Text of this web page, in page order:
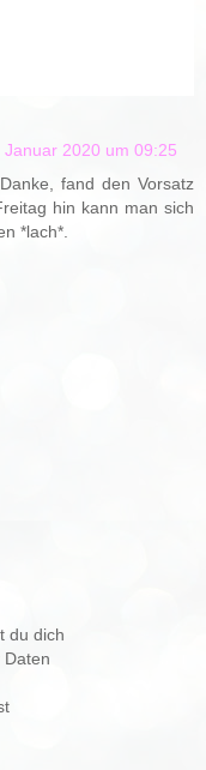
Januar 2020 um 09:25
fand den Vorsatz
hin kann man sich
*lach*.
du dich